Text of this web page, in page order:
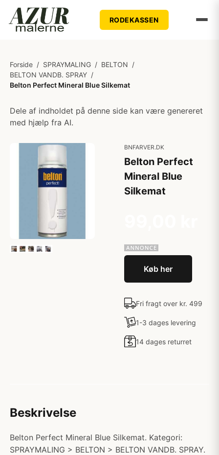
RODEKASSEN
Forside / SPRAYMALING / BELTON /
BELTON VANDB. SPRAY /
Belton Perfect Mineral Blue Silkemat
Dele af indholdet på denne side kan være genereret
med hjælp fra AI.
BNFARVER.DK
Belton Perfect
Mineral Blue
Silkemat
Køb her
Fri fragt over kr. 499
1-3 dages levering
14 dages returret
Beskrivelse
Belton Perfect Mineral Blue Silkemat. Kategori:
SPRAYMALING > BELTON > BELTON VANDB. SPRAY.